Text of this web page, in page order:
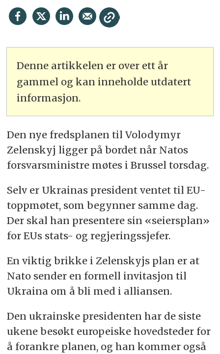
Denne artikkelen er over ett år
gammel og kan inneholde utdatert
informasjon.
Den nye fredsplanen til Volodymyr
Zelenskyj ligger på bordet når Natos
forsvarsministre møtes i Brussel torsdag.
Selv er Ukrainas president ventet til EU-
toppmøtet, som begynner samme dag.
Der skal han presentere sin «seiersplan»
for EUs stats- og regjeringssjefer.
En viktig brikke i Zelenskyjs plan er at
Nato sender en formell invitasjon til
Ukraina om å bli med i alliansen.
Den ukrainske presidenten har de siste
ukene besøkt europeiske hovedsteder for
å forankre planen, og han kommer også